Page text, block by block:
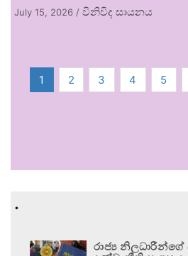
July 15, 2026 / විනිවිද සායනය
1 2 3 4 5
.
රාජ්‍ය